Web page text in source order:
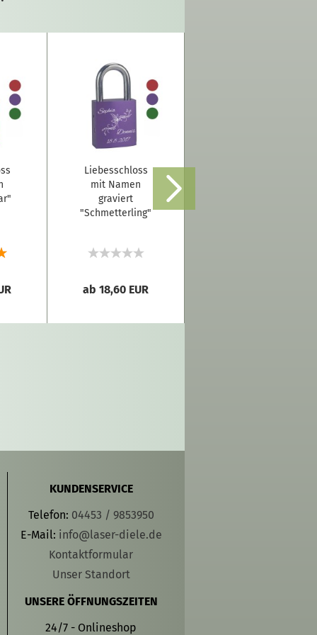
Liebesschloss
mit Namen
graviert
"Schmetterling"
ab 18,60 EUR
KUNDENSERVICE
Telefon: 04453 / 9853950
E-Mail: info@laser-diele.de
Kontaktformular
Unser Standort
UNSERE ÖFFNUNGSZEITEN
24/7 - Onlineshop